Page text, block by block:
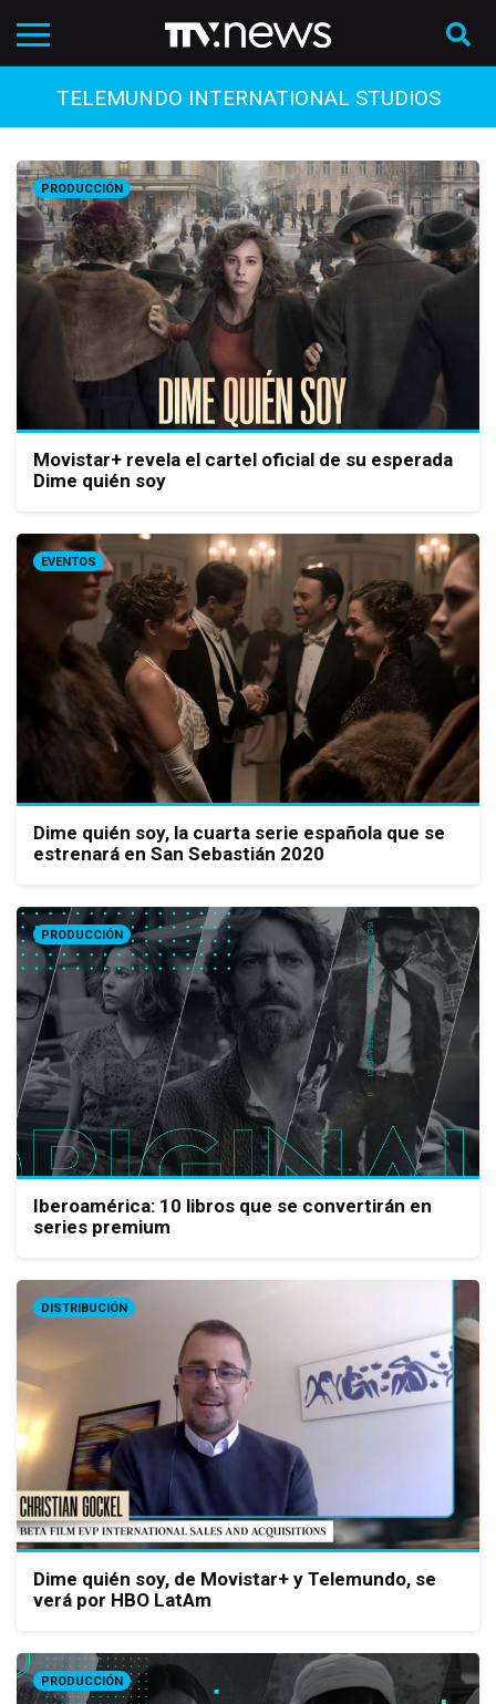
TELEMUNDO INTERNATIONAL STUDIOS
PRODUCCIÓN
Movistar+ revela el cartel oficial de su esperada
Dime quién soy
EVENTOS
Dime quién soy, la cuarta serie española que se
estrenará en San Sebastián 2020
PRODUCCIÓN
Iberoamérica: 10 libros que se convertirán en
series premium
DISTRIBUCIÓN
Dime quién soy, de Movistar+ y Telemundo, se
verá por HBO LatAm
PRODUCCIÓN